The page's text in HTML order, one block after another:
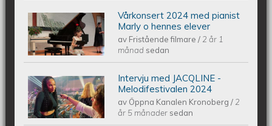
Piano Marly Azevedo Andersson
Vårkonsert EQUMENIAkyrkan
240608
Vårkonsert 2024 med pianist
Marly o hennes elever
av Fristående filmare/ 2 år 1
månad sedan
Intervju med JACQLINE -
Melodifestivalen 2024
Intervju med JACQLINE -
Melodifestivalen 2024
av Öppna Kanalen Kronoberg/ 2
år 5 månader sedan